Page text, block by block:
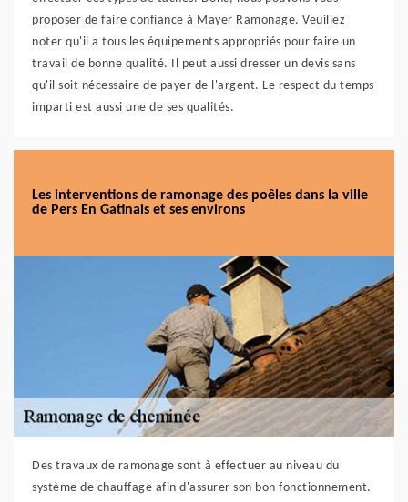
proposer de faire confiance à Mayer Ramonage. Veuillez
noter qu'il a tous les équipements appropriés pour faire un
travail de bonne qualité. Il peut aussi dresser un devis sans
qu'il soit nécessaire de payer de l'argent. Le respect du temps
imparti est aussi une de ses qualités.
Les interventions de ramonage des poêles dans la ville
de Pers En Gatinais et ses environs
Des travaux de ramonage sont à effectuer au niveau du
système de chauffage afin d'assurer son bon fonctionnement.